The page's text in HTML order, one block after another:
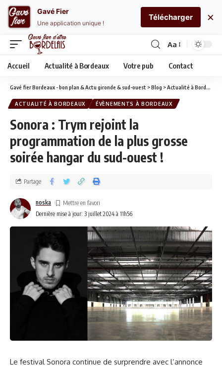
Aa
Accueil Actualité à Bordeaux Votre pub Contact
Gavé fier Bordeaux - bon plan & Actu gironde & sud-ouest >Blog >Actualité à Bordeaux
ACTUALITÉ À BORDEAUX ÉVÈNEMENTS À BORDEAUX
Sonora : Trym rejoint la
programmation de la plus grosse
soirée hangar du sud-ouest !
Dernière mise à jour: 3 juillet 2024 à 11h56
noska
Partage
Le festival Sonora continue de surprendre avec l’annonce
Gavé Fier
Une application unique !
Télécharger ×